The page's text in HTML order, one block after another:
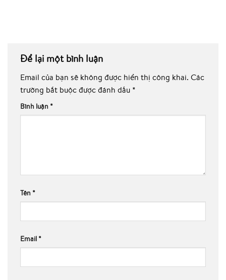
Để lại một bình luận
Email của bạn sẽ không được hiển thị công khai. Các
trường bắt buộc được đánh dấu *
Bình luận *
Tên *
Email *